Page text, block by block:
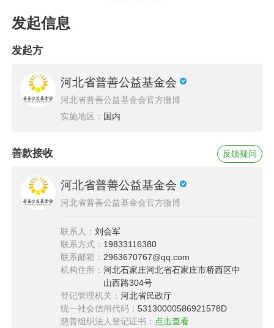
发起信息
发起方
河北省普善公益基金会
河北省普善公益基金会官方微博
实施地区： 国内
善款接收
河北省普善公益基金会
河北省普善公益基金会官方微博
联系人：刘会军
联系方式： 19833116380
联系邮箱： 2963670767@qq.com
机构住所：河北石家庄河北省石家庄市桥西区中
山西路304号
登记管理机关：河北省民政厅
统一社会信用代码：53130000586921578D
慈善组织法人登记证书： 点击查看
反馈疑问